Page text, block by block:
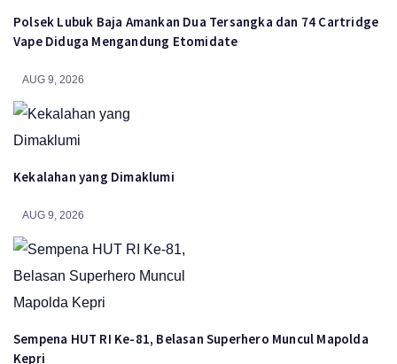
Polsek Lubuk Baja Amankan Dua Tersangka dan 74 Cartridge
Vape Diduga Mengandung Etomidate
AUG 9, 2026
Kekalahan yang Dimaklumi
AUG 9, 2026
Sempena HUT RI Ke-81, Belasan Superhero Muncul Mapolda
Kepri